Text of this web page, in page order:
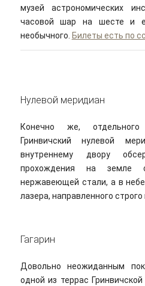
музей астрономических
часовой шар на шесте и
необычного. Билеты есть по
Нулевой меридиан
Конечно же,
Гринвичский нулевой
внутреннему двору
прохождения на земле
нержавеющей стали, а в
лазера, направленного строго
Гагарин
Довольно неожиданным
одной из террас